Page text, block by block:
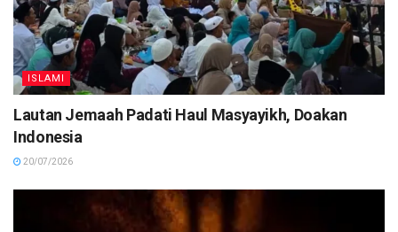
ISLAMI
Lautan Jemaah Padati Haul Masyayikh, Doakan
Indonesia
20/07/2026